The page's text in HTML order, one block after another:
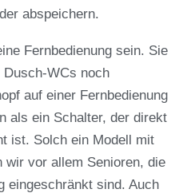
abspeichern.
Fernbedienung sein. Sie
Dusch-WCs noch
auf einer Fernbedienung
als ein Schalter, der direkt
ist. Solch ein Modell mit
wir vor allem Senioren, die
eingeschränkt sind. Auch